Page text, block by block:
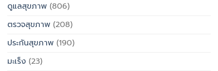
ดูแลสุขภาพ (806)
ตรวจสุขภาพ (208)
ประกันสุขภาพ (190)
มะเร็ง (23)